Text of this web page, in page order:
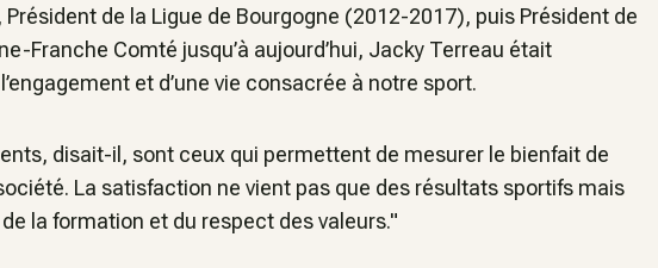
de la Ligue de Bourgogne (2012-2017), puis Président de
Franche Comté jusqu’à aujourd’hui, Jacky Terreau était
et d’une vie consacrée à notre sport.
disait-il, sont ceux qui permettent de mesurer le bienfait de
La satisfaction ne vient pas que des résultats sportifs mais
la formation et du respect des valeurs."